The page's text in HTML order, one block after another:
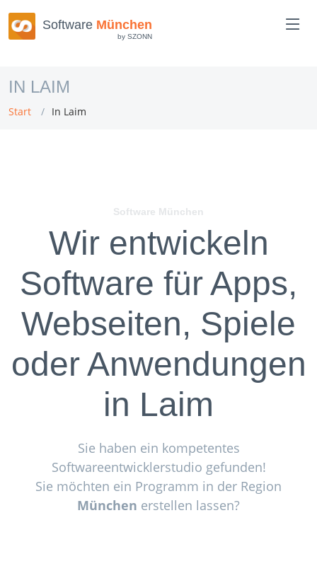
Software München
by SZONN
IN LAIM
Start In Laim
Software München
Wir entwickeln
Software für Apps,
Webseiten, Spiele
oder Anwendungen
in Laim
Sie haben ein kompetentes
Softwareentwicklerstudio gefunden!
Sie möchten ein Programm in der Region
München erstellen lassen?